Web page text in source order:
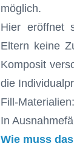
möglich.
Hier eröffnet
Eltern keine
Komposit
die
Fill-Materialien:
In
Wie muss